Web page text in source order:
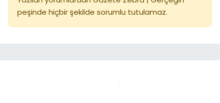
peşinde hiçbir şekilde sorumlu tutulamaz.